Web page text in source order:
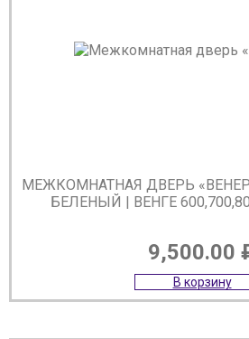
МЕЖКОМНАТНАЯ ДВЕРЬ
БЕЛЕНЫЙ | ВЕНГЕ
9,500.00
В корзину